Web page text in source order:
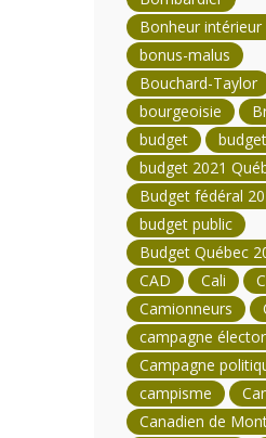
Bonheur
bonus-malus
Bouchard-Taylor
bourgeoisie
budget
budget 2021
Budget fédéral
budget public
Budget Québec
CAD
Cali
Camionneurs
campagne
Campagne
campisme
Canadien de